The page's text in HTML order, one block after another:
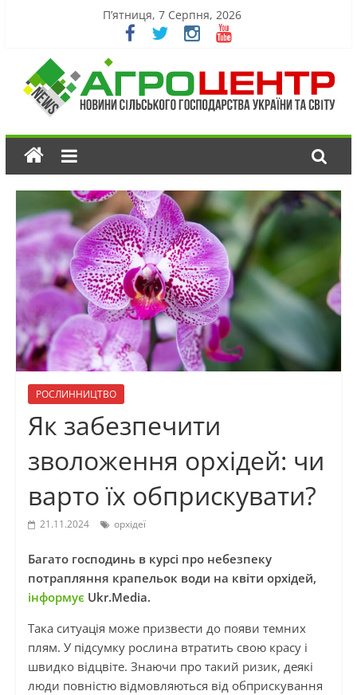
П’ятниця, 7 Серпня, 2026
РОСЛИННИЦТВО
Як забезпечити
зволоження орхідей: чи
варто їх обприскувати?
21.11.2024 орхідеї
Багато господинь в курсі про небезпеку
потрапляння крапельок води на квіти орхідей,
інформує Ukr.Media.
Така ситуація може призвести до появи темних
плям. У підсумку рослина втратить свою красу і
швидко відцвіте. Знаючи про такий ризик, деякі
люди повністю відмовляються від обприскування